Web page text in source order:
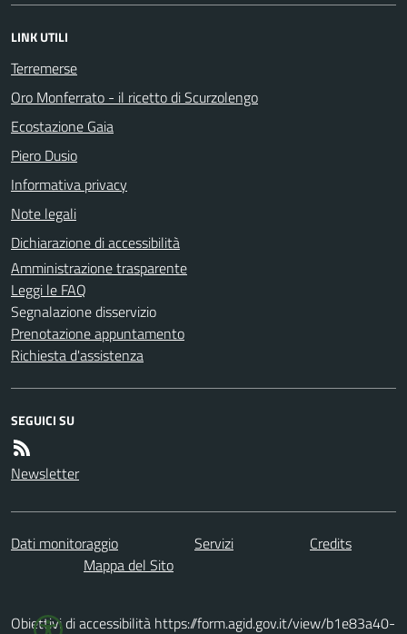
LINK UTILI
Terremerse
Oro Monferrato - il ricetto di Scurzolengo
Ecostazione Gaia
Piero Dusio
Informativa privacy
Note legali
Dichiarazione di accessibilità
Amministrazione trasparente
Leggi le FAQ
Segnalazione disservizio
Prenotazione appuntamento
Richiesta d'assistenza
SEGUICI SU
Newsletter
Dati monitoraggio Servizi
Credits
Mappa del Sito
Obiettivi di accessibilità https://form.agid.gov.it/view/b1e83a40-